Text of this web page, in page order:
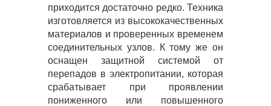
приходится достаточно редко. Техника
изготовляется из высококачественных
материалов и проверенных временем
соединительных узлов. К тому же он
оснащен защитной системой от
перепадов в электропитании, которая
срабатывает при проявлении
пониженного или повышенного